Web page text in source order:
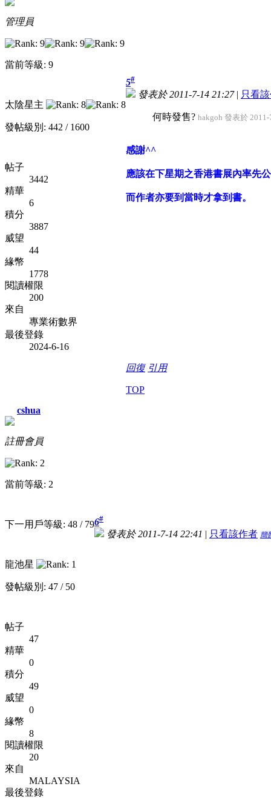
管理員
當前等級: 9
太陰星主
發帖級別: 442 / 1600
帖子
3442
精華
6
積分
3887
威望
44
緣幣
1778
閱讀權限
200
來自
專業術數界
最後登錄
2024-6-16
5#
發表於 2011-7-14 21:27| 只看
何時發售? hakgoh 發表於
感謝^^
應該在下星期之香港書展內率先
而作者亦要到當時才拿到書。
回復 引用
TOP
cshua
註冊會員
當前等級: 2
下一用戶等級: 48 / 79
龍池星
發帖級別: 47 / 50
帖子
47
精華
0
積分
49
威望
0
緣幣
8
閱讀權限
20
來自
MALAYSIA
最後登錄
6#
發表於 2011-7-14 22:41 | 只看該作者 簡